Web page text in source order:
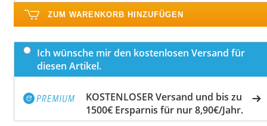
ZUM WARENKORB HINZUFÜGEN
Ich wünsche mir den kostenlosen Versand für
diesen Artikel.
KOSTENLOSER Versand und bis zu
1500€ Ersparnis für nur 8,90€/Jahr.